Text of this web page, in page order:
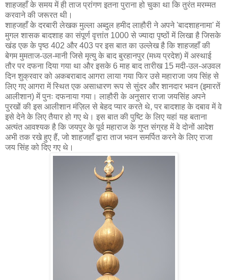
शाहजहाँ के समय में ही ताज प्रांगण इतना पुराना हो चुका था कि तुरंत मरम्मत
करवाने की जरूरत थी।
शाहजहाँ के दरबारी लेखक मुल्ला अब्दुल हमीद लाहौरी ने अपने 'बादशाहनामा' में
मुगल शासक बादशाह का संपूर्ण वृत्तांत 1000 से ज्यादा पृष्ठों में लिखा है जिसके
खंड एक के पृष्ठ 402 और 403 पर इस बात का उल्लेख है कि शाहजहाँ की
बेगम मुमताज-उल-मानी जिसे मृत्यु के बाद बुरहानपुर (मध्य प्रदेश) में अस्थाई
तौर पर दफना दिया गया था और इसके 6 माह बाद तारीख 15 मदी-उल-अउवल
दिन शुक्रवार को अकबराबाद आगरा लाया गया फिर उसे महाराजा जय सिंह से
लिए गए आगरा में स्थित एक असाधारण रूप से सुंदर और शानदार भवन (इमारतें
आलीशान) में पुनः दफनाया गया। लाहौरी के अनुसार राजा जयसिंह अपने
पुरखों की इस आलीशान मंज़िल से बेहद प्यार करते थे, पर बादशाह के दबाव में वे
इसे देने के लिए तैयार हो गए थे। इस बात की पुष्टि के लिए यहां यह बताना
अत्यंत आवश्यक है कि जयपुर के पूर्व महाराज के गुप्त संग्रह में वे दोनों आदेश
अभी तक रखे हुए हैं, जो शाहजहाँ द्वारा ताज भवन समर्पित करने के लिए राजा
जय सिंह को दिए गए थे।